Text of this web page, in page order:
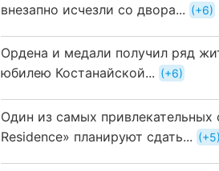
внезапно исчезли со двора...
+6
Ордена и медали получил ряд
юбилею Костанайской...
+6
Один из самых привлекательных
Residence» планируют сдать...
+5